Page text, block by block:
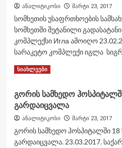
ამირან
სალუქვაძესთნ.ნაწილი
(მეორე)
კარის
დღე
„ალგეთის“
ბაზაზე.
ანალიტიკოსი მარტი 23, 2017
სომხეთის უსაფრთხოების
სომხეთში შეტანილი
კომპლექსი Игла ამოიღო
სარაკეტო კომპლექი იგლა
Read MoreRead
სომხეთის
უსაფრთხოების
სამსახურმა
სომხეთში
შეტანილი
სიახლეები
გორის სამხედო
გარდაიცვალა
ანალიტიკოსი მარტი 23, 2017
გორის სამხედო ჰოსპიტალში
გარდაიცვალა. 23.03.2017.